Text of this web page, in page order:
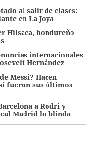
al salir de clases:
en La Joya
Hilsaca, hondureño
internacionales
Hernández
Messi? Hacen
fueron sus últimos
a Rodri y
Madrid lo blinda